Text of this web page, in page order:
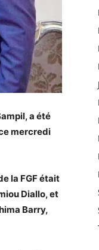
a été
mercredi
la FGF était
Diallo, et
Barry,